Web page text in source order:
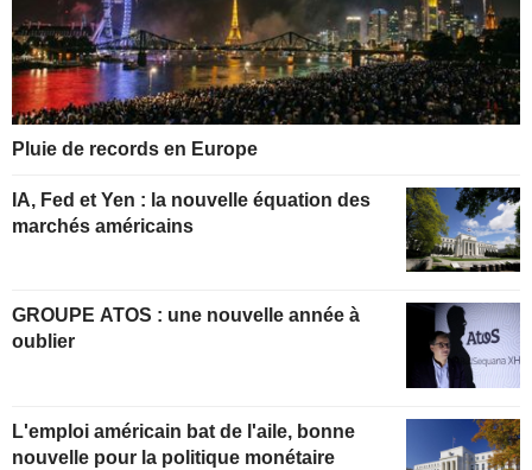
Pluie de records en Europe
IA, Fed et Yen : la nouvelle équation des
marchés américains
GROUPE ATOS : une nouvelle année à
oublier
L'emploi américain bat de l'aile, bonne
nouvelle pour la politique monétaire